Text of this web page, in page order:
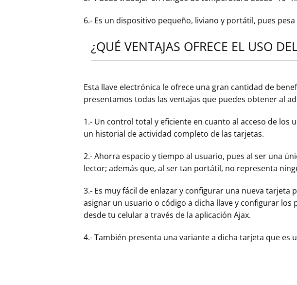
6.- Es un dispositivo pequeño, liviano y portátil, pues
¿QUÉ VENTAJAS OFRECE EL USO
Esta llave electrónica le ofrece una gran cantidad de
presentamos todas las ventajas que puedes obtener al
1.- Un control total y eficiente en cuanto al acceso de los
un historial de actividad completo de las tarjetas.
2.- Ahorra espacio y tiempo al usuario, pues al ser una
lector; además que, al ser tan portátil, no representa
3.- Es muy fácil de enlazar y configurar una nueva tarjeta
asignar un usuario o código a dicha llave y configurar
desde tu celular a través de la aplicación Ajax.
4.- También presenta una variante a dicha tarjeta que